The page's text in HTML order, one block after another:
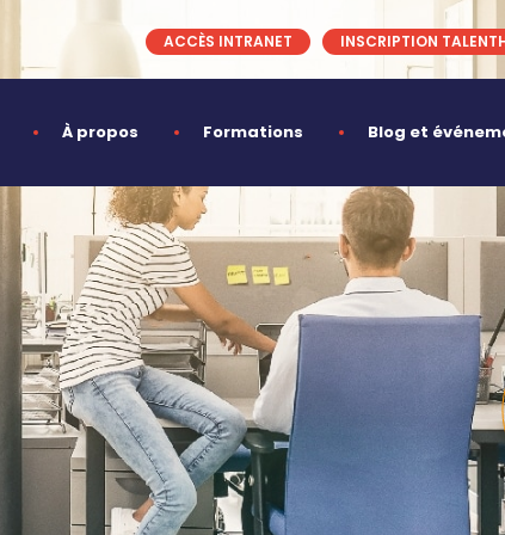
ACCÈS INTRANET INSCRIPTION
À propos Formations Blog et